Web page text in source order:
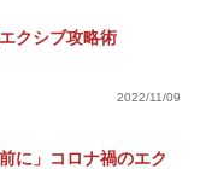
クシブ攻略術
2022/11/09
に」コロナ禍のエク